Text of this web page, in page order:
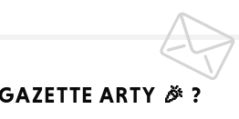
ARTY 🎉 ?